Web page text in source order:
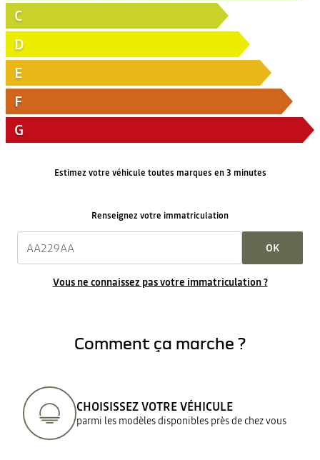
C
D
E
F
G
Estimez votre véhicule toutes marques en 3 minutes
Renseignez votre immatriculation
OK
Vous ne connaissez pas votre immatriculation ?
Comment ça marche ?
CHOISISSEZ VOTRE VÉHICULE
parmi les modèles disponibles près de chez vous